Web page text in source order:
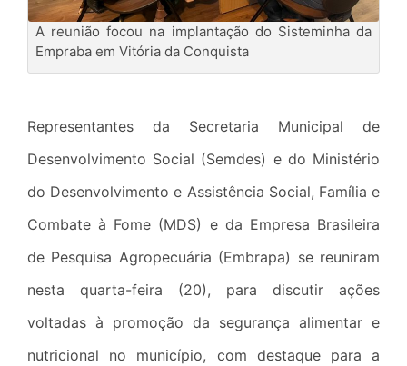
A reunião focou na implantação do Sisteminha da
Empraba em Vitória da Conquista
Representantes da Secretaria Municipal de
Desenvolvimento Social (Semdes) e do Ministério
do Desenvolvimento e Assistência Social, Família e
Combate à Fome (MDS) e da Empresa Brasileira
de Pesquisa Agropecuária (Embrapa) se reuniram
nesta quarta-feira (20), para discutir ações
voltadas à promoção da segurança alimentar e
nutricional no município, com destaque para a